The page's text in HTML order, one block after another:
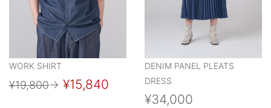
WORK SHIRT
¥19,800→ ¥15,840
DENIM PANEL PLEATS
DRESS
¥34,000